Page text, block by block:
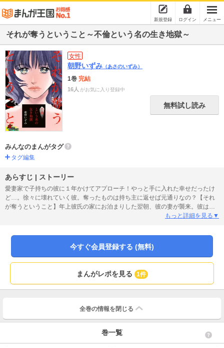
新規登録 ログイン メニュー
それが奪うということ～不倫という名の生き地獄～
女性
朝野いずみ （あさのいずみ）
1巻 完結
16人 がお気に入り登録中
無料試し読み
みんなのまんがタグ
タグ編集
あらすじ | ストーリー
愛妻家で子持ちの彼に１年かけてアプローチ！やっと手に入れた幸せだったけ
ど…。徐々に壊れていく彼。奪ったものは持ち主に返せば元通りなの？【それ
が奪うということ】年上彼氏の家にお泊まりした翌朝、彼の妻が襲来。彼は独
身だったはずなのに…。嫌がらせで退職。でも、奥さんからの憎しみが彼に愛
作！！【燃え尽きたかった女】母子家庭。優しい母の恋人は既婚者だった。そ
れを知り別れたが、相手の妻からの壮絶な嫌がらせに母は憔悴。ある日、訪問
してきた妻に襲いかかられる母。気付くと妻は血まみれで倒れていて…。重い
不倫の代償。【愛人の娘】奪った女、奪われた女の激情を描く朝野いずみ傑作
選3選！※本作は雑誌「家庭サスペンス」「嫁と姑DX」等に掲載されていた作
品を電子配信用に再編集・改題したものです。
もっと詳細を見る▼
今すぐ会員登録する (無料)
まんがレポを見る 1件
全巻の情報を 閉じる
巻一覧